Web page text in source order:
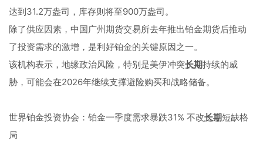
达到31.2万盎司，库存则将至900万盎司。
除了供应因素，中国广州期货交易所去年推出铂金期货后推动
了投资需求的激增，是利好铂金的关键原因之一。
该机构表示，地缘政治风险，特别是美伊冲突长期持续的威
胁，可能会在2026年继续支撑避险购买和战略储备。
世界铂金投资协会：铂金一季度需求暴跌31% 不改长期短缺格
局